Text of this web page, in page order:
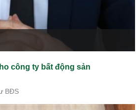
công ty bất động sản
BĐS